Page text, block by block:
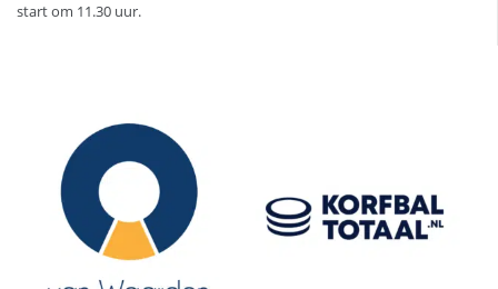
start om 11.30 uur.